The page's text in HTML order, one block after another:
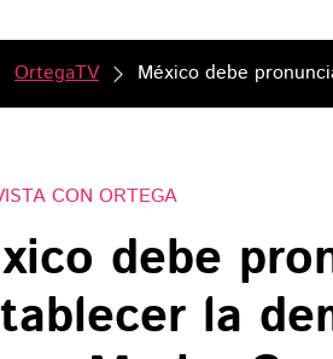
OrtegaTV México debe
CON ORTEGA
debe
la